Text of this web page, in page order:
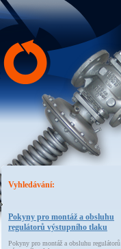
Vyhledávání:
Pokyny pro montáž a obsluhu
regulátorů výstupního tlaku
Pokyny pro montáž a obsluhu regulátorů